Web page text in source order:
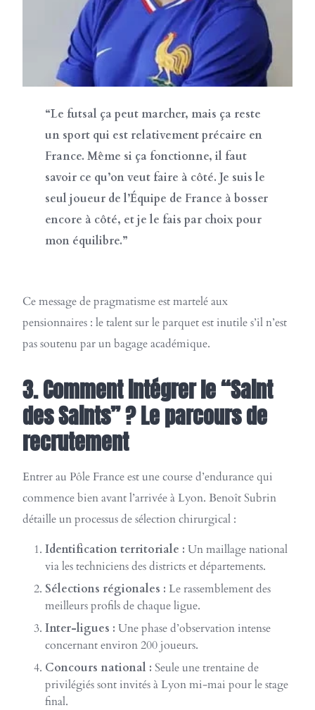
“Le futsal ça peut marcher, mais ça reste
un sport qui est relativement précaire en
France. Même si ça fonctionne, il faut
savoir ce qu’on veut faire à côté. Je suis le
seul joueur de l’Équipe de France à bosser
encore à côté, et je le fais par choix pour
mon équilibre.”
Ce message de pragmatisme est martelé aux
pensionnaires : le talent sur le parquet est inutile s’il n’est
pas soutenu par un bagage académique.
3. Comment intégrer le “Saint
des Saints” ? Le parcours de
recrutement
Entrer au Pôle France est une course d’endurance qui
commence bien avant l’arrivée à Lyon. Benoît Subrin
détaille un processus de sélection chirurgical :
Identification territoriale : Un maillage national
via les techniciens des districts et départements.
Sélections régionales : Le rassemblement des
meilleurs profils de chaque ligue.
Inter-ligues : Une phase d’observation intense
concernant environ 200 joueurs.
Concours national : Seule une trentaine de
privilégiés sont invités à Lyon mi-mai pour le stage
final.